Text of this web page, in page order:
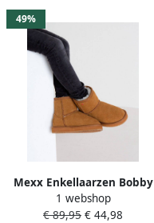
49%
Mexx Enkellaarzen Bobby
Jane Chestnut Meisjes
Kleding House Shoes
1 webshop
€ 89,95 € 44,98